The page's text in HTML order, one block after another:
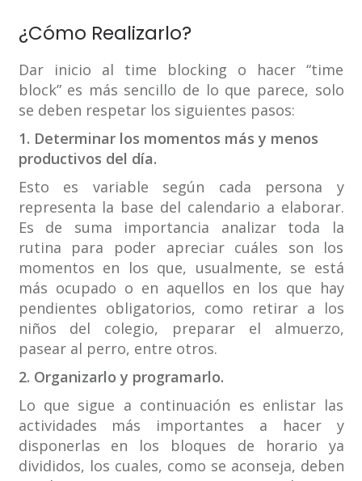
¿Cómo Realizarlo?
Dar inicio al time blocking o hacer “time
block” es más sencillo de lo que parece, solo
se deben respetar los siguientes pasos:
1. Determinar los momentos más y menos
productivos del día.
Esto es variable según cada persona y
representa la base del calendario a elaborar.
Es de suma importancia analizar toda la
rutina para poder apreciar cuáles son los
momentos en los que, usualmente, se está
más ocupado o en aquellos en los que hay
pendientes obligatorios, como retirar a los
niños del colegio, preparar el almuerzo,
pasear al perro, entre otros.
2. Organizarlo y programarlo.
Lo que sigue a continuación es enlistar las
actividades más importantes a hacer y
disponerlas en los bloques de horario ya
divididos, los cuales, como se aconseja, deben